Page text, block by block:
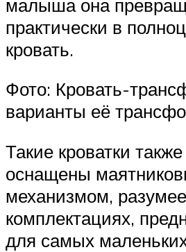
малыша она
практически в
кровать.
Фото: Кровать-
варианты её
Такие кроватки
оснащены
механизмом,
комплектациях,
для самых